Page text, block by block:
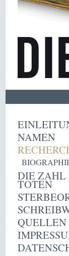
NAMEN
DIE ZAHL
TOTEN
QUELLEN